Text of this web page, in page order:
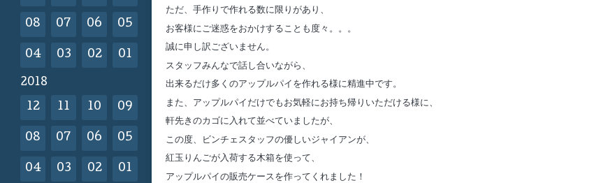
ただ、手作りで作れる数に限りがあり、
お客様にご迷惑をおかけすることも度々。。。
誠に申し訳ございません。
スタッフみんなで話し合いながら、
出来るだけ多くのアップルパイを作れる様に精進中です。
また、アップルパイだけでもお気軽にお持ち帰りいただける様に、
軒先きのカゴに入れて並べていましたが、
この度、ビンチェスタッフの優しいジャイアンが、
紅玉りんごが入荷する木箱を使って、
アップルパイの販売ケースを作ってくれました！
08 07 06 05
04 03 02 01
2018
12 11 10 09
08 07 06 05
04 03 02 01